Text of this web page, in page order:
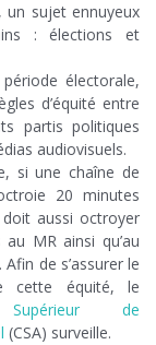
un sujet ennuyeux
: élections et
électorale,
d’équité entre
partis politiques
audiovisuels.
si une chaîne de
20 minutes
aussi octroyer
MR ainsi qu’au
de s’assurer le
cette équité, le
de
(CSA) surveille.